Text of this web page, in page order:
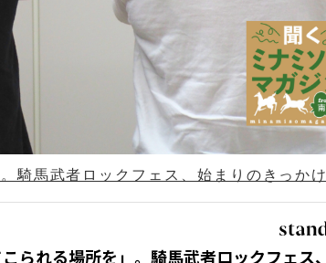
騎馬武者ロックフェス、始まりのきっかけ